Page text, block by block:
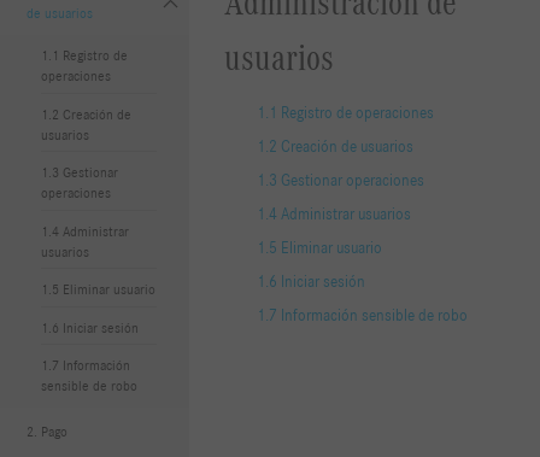
de usuarios
1.1 Registro de
operaciones
1.2 Creación de
usuarios
1.3 Gestionar
operaciones
1.4 Administrar
usuarios
1.5 Eliminar usuario
1.6 Iniciar sesión
1.7 Información
sensible de robo
2. Pago
usuarios
1.1 Registro de operaciones
1.2 Creación de usuarios
1.3 Gestionar operaciones
1.4 Administrar usuarios
1.5 Eliminar usuario
1.6 Iniciar sesión
1.7 Información sensible de robo